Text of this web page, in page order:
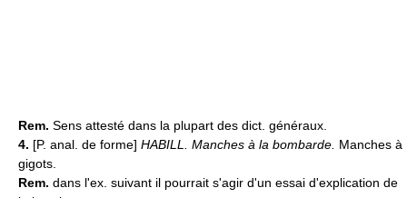
Rem. Sens attesté dans la plupart des dict. généraux.
4. [P. anal. de forme] HABILL. Manches à la bombarde. Manches à
gigots.
Rem. dans l'ex. suivant il pourrait s'agir d'un essai d'explication de